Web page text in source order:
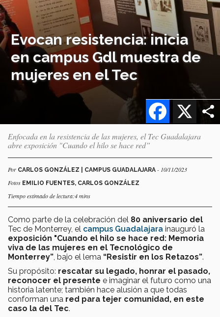
Evocan resistencia: inicia
en campus Gdl muestra de
mujeres en el Tec
X
Facebook
Enfocada en la resistencia de las mujeres, el Tec Guadalajara
abre exposición "Cuando el hilo se hace red”
Por CARLOS GONZÁLEZ | CAMPUS GUADALAJARA - 10/11/2023
Fotos EMILIO FUENTES, CARLOS GONZÁLEZ
Tiempo estimado de lectura:4 mins
Como parte de la celebración del 80 aniversario del
Tec de Monterrey, el campus Guadalajara inauguró la
exposición "Cuando el hilo se hace red: Memoria
viva de las mujeres en el Tecnológico de
Monterrey” , bajo el lema “Resistir en los Retazos”.
Su propósito: rescatar su legado, honrar el pasado,
reconocer el presente e imaginar el futuro como una
historia latente; también hace alusión a que todas
conforman una red para tejer comunidad, en este
caso la del Tec.